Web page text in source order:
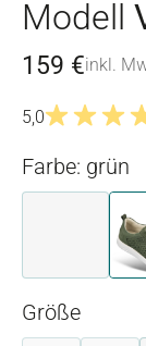
Modell
159 €inkl.
5,0
Farbe: grün
Größe